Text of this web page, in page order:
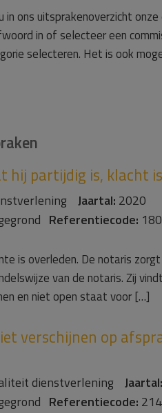
ons uitsprakenoverzicht
in of selecteer een
selecteren. Het is ook
partijdig is, klacht
Jaartal: 2020
Referentiecode:
is overleden. De notaris
van de notaris. Zij
en niet open staat voor […]
verschijnen op
dienstverlening Jaartal:
Referentiecode: